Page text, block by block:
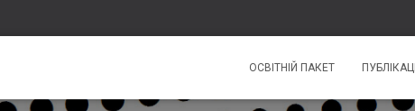
ОСВІТНІЙ ПАКЕТ ПУБЛІКАЦІЇ